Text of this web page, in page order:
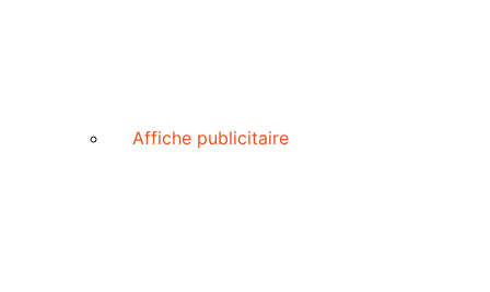
Affiche publicitaire